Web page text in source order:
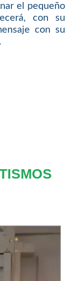
el pequeño
con su
con su